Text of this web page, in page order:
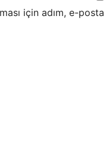
için adım, e-